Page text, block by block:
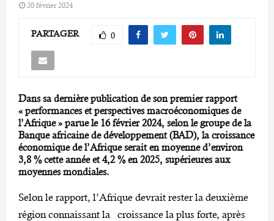
20 février 2024
PARTAGER 0
Dans sa dernière publication de son premier rapport
« performances et perspectives macroéconomiques de
l’Afrique » parue le 16 février 2024, selon le groupe de la
Banque africaine de développement (BAD), la croissance
économique de l’Afrique serait en moyenne d’environ
3,8 % cette année et 4,2 % en 2025, supérieures aux
moyennes mondiales.
Selon le rapport, l’Afrique devrait rester la deuxième
région connaissant la croissance la plus forte, après